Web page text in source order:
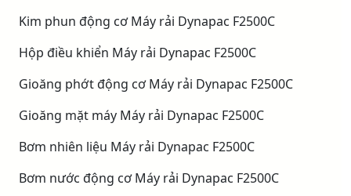
Kim phun động cơ Máy rải Dynapac F2500C
Hộp điều khiển Máy rải Dynapac F2500C
Gioăng phớt động cơ Máy rải Dynapac F2500C
Gioăng mặt máy Máy rải Dynapac F2500C
Bơm nhiên liệu Máy rải Dynapac F2500C
Bơm nước động cơ Máy rải Dynapac F2500C